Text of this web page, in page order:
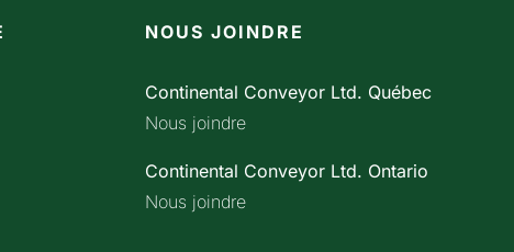
NOUS JOINDRE
Continental Conveyor Ltd. Québec
Nous joindre
Continental Conveyor Ltd. Ontario
Nous joindre